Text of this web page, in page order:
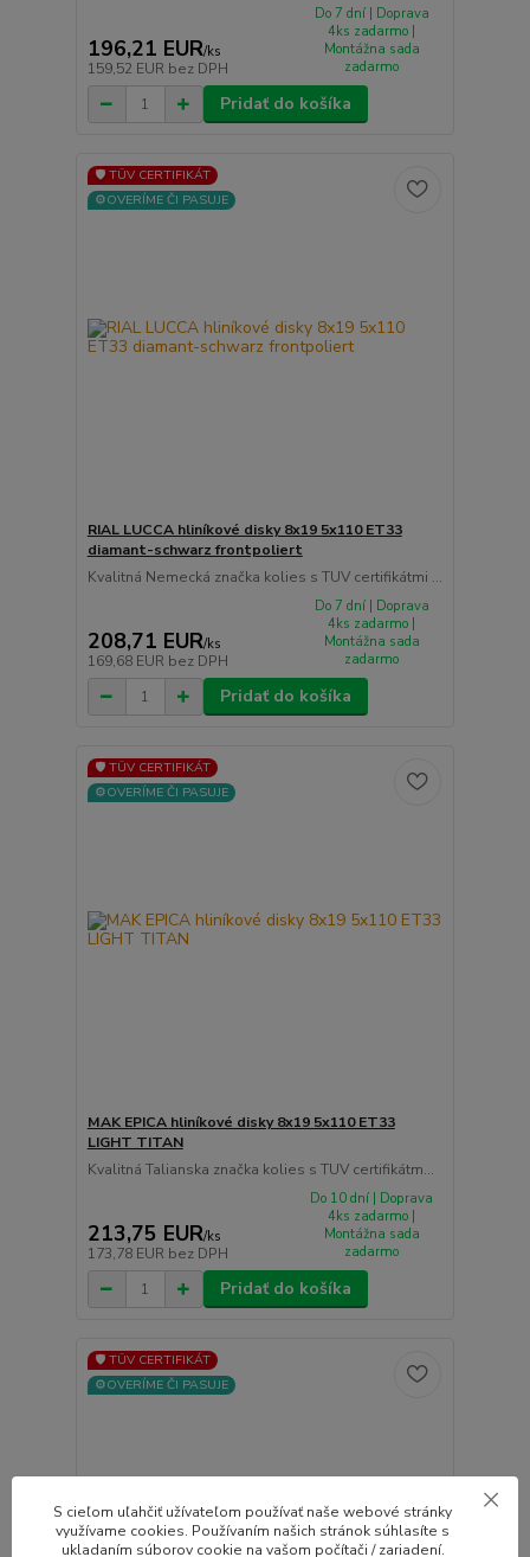
196,21 EUR/ks
159,52 EUR bez DPH
Do 7 dní | Doprava
4ks zadarmo |
Montážna sada
zadarmo
Pridať do košíka
🛡️ TÜV CERTIFIKÁT
⚙️OVERÍME ČI PASUJE
RIAL LUCCA hliníkové disky 8x19 5x110 ET33
diamant-schwarz frontpoliert
Kvalitná Nemecká značka kolies s TUV certifikátmi ...
208,71 EUR/ks
169,68 EUR bez DPH
Do 7 dní | Doprava
4ks zadarmo |
Montážna sada
zadarmo
Pridať do košíka
🛡️ TÜV CERTIFIKÁT
⚙️OVERÍME ČI PASUJE
MAK EPICA hliníkové disky 8x19 5x110 ET33
LIGHT TITAN
Kvalitná Talianska značka kolies s TUV certifikátm...
213,75 EUR/ks
173,78 EUR bez DPH
Do 10 dní | Doprava
4ks zadarmo |
Montážna sada
zadarmo
Pridať do košíka
🛡️ TÜV CERTIFIKÁT
⚙️OVERÍME ČI PASUJE
S cieľom uľahčiť užívateľom používať naše webové stránky
využívame cookies. Používaním našich stránok súhlasíte s
ukladaním súborov cookie na vašom počítači / zariadení.